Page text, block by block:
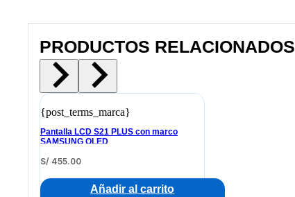
PRODUCTOS RELACIONADOS
{post_terms_marca}
Pantalla LCD S21 PLUS con marco
SAMSUNG OLED
S/ 455.00
Añadir al carrito